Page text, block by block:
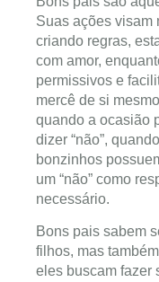
Suas ações visam
criando regras,
com amor,
permissivos e
mercê de si
quando a ocasião
dizer “não”,
bonzinhos
um “não” como
necessário.
Bons pais sabem
filhos, mas
eles buscam fazer